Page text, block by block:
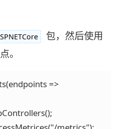
包，然后使用
。
=>